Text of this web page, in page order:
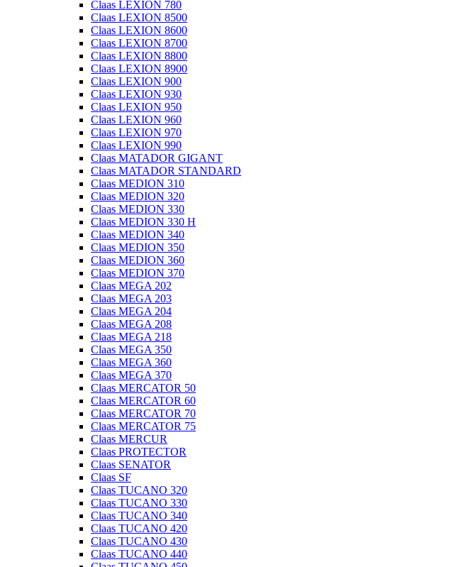
Claas LEXION 780
Claas LEXION 8500
Claas LEXION 8600
Claas LEXION 8700
Claas LEXION 8800
Claas LEXION 8900
Claas LEXION 900
Claas LEXION 930
Claas LEXION 950
Claas LEXION 960
Claas LEXION 970
Claas LEXION 990
Claas MATADOR GIGANT
Claas MATADOR STANDARD
Claas MEDION 310
Claas MEDION 320
Claas MEDION 330
Claas MEDION 330 H
Claas MEDION 340
Claas MEDION 350
Claas MEDION 360
Claas MEDION 370
Claas MEGA 202
Claas MEGA 203
Claas MEGA 204
Claas MEGA 208
Claas MEGA 218
Claas MEGA 350
Claas MEGA 360
Claas MEGA 370
Claas MERCATOR 50
Claas MERCATOR 60
Claas MERCATOR 70
Claas MERCATOR 75
Claas MERCUR
Claas PROTECTOR
Claas SENATOR
Claas SF
Claas TUCANO 320
Claas TUCANO 330
Claas TUCANO 340
Claas TUCANO 420
Claas TUCANO 430
Claas TUCANO 440